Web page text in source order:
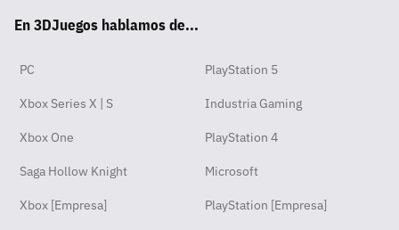
pp
ok
En 3DJuegos hablamos de...
PC PlayStation 5
Xbox Series X | S Industria Gaming
Xbox One PlayStation 4
Saga Hollow Knight Microsoft
Xbox [Empresa] PlayStation [Empresa]